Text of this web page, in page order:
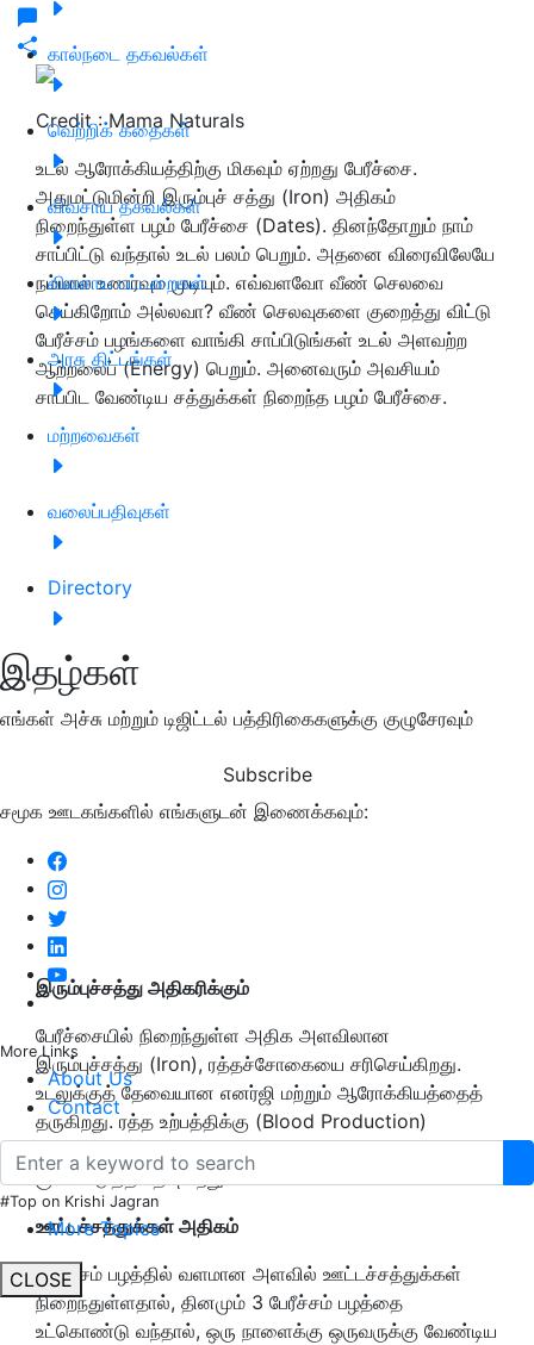
கால்நடை தகவல்கள்
வெற்றிக் கதைகள்
விவசாய தகவல்கள்
விவசாய பட்டறைகள்
அரசு திட்டங்கள்
மற்றவைகள்
வலைப்பதிவுகள்
Directory
இதழ்கள்
எங்கள் அச்சு மற்றும் டிஜிட்டல் பத்திரிகைகளுக்கு குழுசேரவும்
Subscribe
சமூக ஊடகங்களில் எங்களுடன் இணைக்கவும்:
More Links
About Us
Contact
#Top on Krishi Jagran
More Topics
CLOSE
Credit : Mama Naturals
உடல் ஆரோக்கியத்திற்கு மிகவும் ஏற்றது பேரீச்சை.
அதுமட்டுமின்றி இரும்புச் சத்து (Iron) அதிகம்
நிறைந்துள்ள பழம் பேரீச்சை (Dates). தினந்தோறும் நாம்
சாப்பிட்டு வந்தால் உடல் பலம் பெறும். அதனை விரைவிலேயே
நம்மால் உணர்வும் முடியும். எவ்வளவோ வீண் செலவை
செய்கிறோம் அல்லவா? வீண் செலவுகளை குறைத்து விட்டு
பேரீச்சம் பழங்களை வாங்கி சாப்பிடுங்கள் உடல் அளவற்ற
ஆற்றலைப் (Energy) பெறும். அனைவரும் அவசியம்
சாப்பிட வேண்டிய சத்துக்கள் நிறைந்த பழம் பேரீச்சை.
இரும்புச்சத்து அதிகரிக்கும்
பேரீச்சையில் நிறைந்துள்ள அதிக அளவிலான
இரும்புச்சத்து (Iron), ரத்தச்சோகையை சரிசெய்கிறது.
உடலுக்குத் தேவையான எனர்ஜி மற்றும் ஆரோக்கியத்தைத்
தருகிறது. ரத்த உற்பத்திக்கு (Blood Production)
வழிவகுக்கிறது. ரத்தம் சம்பந்தமான நோய்களைக்
குணப்படுத்த உதவுகிறது.
ஊட்டச்சத்துக்கள் அதிகம்
பேரிச்சம் பழத்தில் வளமான அளவில் ஊட்டச்சத்துக்கள்
நிறைந்துள்ளதால், தினமும் 3 பேரீச்சம் பழத்தை
உட்கொண்டு வந்தால், ஒரு நாளைக்கு ஒருவருக்கு வேண்டிய